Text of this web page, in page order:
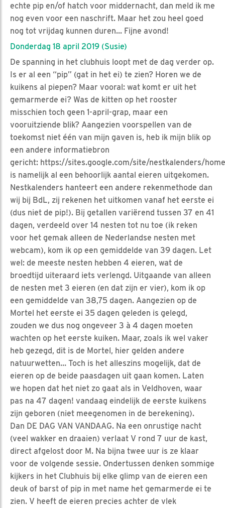
echte pip en/of hatch voor middernacht, dan meld ik me
nog even voor een naschrift. Maar het zou heel goed
nog tot vrijdag kunnen duren... Fijne avond!
Donderdag 18 april 2019 (Susie)
De spanning in het clubhuis loopt met de dag verder op.
Is er al een “pip” (gat in het ei) te zien? Horen we de
kuikens al piepen? Maar vooral: wat komt er uit het
gemarmerde ei? Was de kitten op het rooster
misschien toch geen 1-april-grap, maar een
vooruitziende blik? Aangezien voorspellen van de
toekomst niet één van mijn gaven is, heb ik mijn blik op
een andere informatiebron
gericht: https://sites.google.com/site/nestkalenders/
is namelijk al een behoorlijk aantal eieren uitgekomen.
Nestkalenders hanteert een andere rekenmethode dan
wij bij BdL, zij rekenen het uitkomen vanaf het eerste ei
(dus niet de pip!). Bij getallen variërend tussen 37 en 41
dagen, verdeeld over 14 nesten tot nu toe (ik reken
voor het gemak alleen de Nederlandse nesten met
webcam), kom ik op een gemiddelde van 39 dagen. Let
wel: de meeste nesten hebben 4 eieren, wat de
broedtijd uiteraard iets verlengd. Uitgaande van alleen
de nesten met 3 eieren (en dat zijn er vier), kom ik op
een gemiddelde van 38,75 dagen. Aangezien op de
Mortel het eerste ei 35 dagen geleden is gelegd,
zouden we dus nog ongeveer 3 à 4 dagen moeten
wachten op het eerste kuiken. Maar, zoals ik wel vaker
heb gezegd, dit is de Mortel, hier gelden andere
natuurwetten… Toch is het alleszins mogelijk, dat de
eieren op de beide paasdagen uit gaan komen. Laten
we hopen dat het niet zo gaat als in Veldhoven, waar
pas na 47 dagen! vandaag eindelijk de eerste kuikens
zijn geboren (niet meegenomen in de berekening).
Dan DE DAG VAN VANDAAG. Na een onrustige nacht
(veel wakker en draaien) verlaat V rond 7 uur de kast,
direct afgelost door M. Na bijna twee uur is ze klaar
voor de volgende sessie. Ondertussen denken sommige
kijkers in het Clubhuis bij elke glimp van de eieren een
deuk of barst of pip in met name het gemarmerde ei te
zien. V heeft de eieren precies achter de vlek